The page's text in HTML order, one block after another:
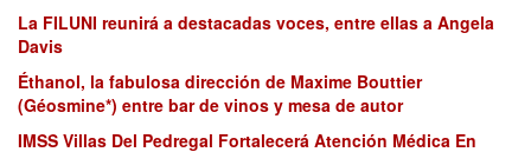
La FILUNI reunirá a destacadas voces, entre ellas a Angela
Davis
Éthanol, la fabulosa dirección de Maxime Bouttier
(Géosmine*) entre bar de vinos y mesa de autor
IMSS Villas Del Pedregal Fortalecerá Atención Médica En